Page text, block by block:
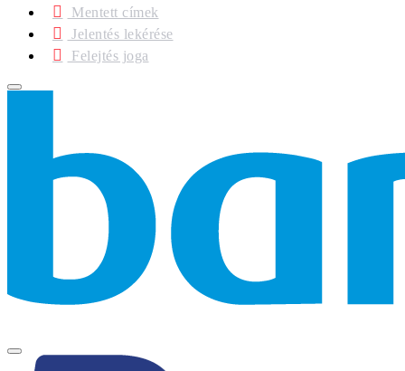
Mentett címek
Jelentés lekérése
Felejtés joga